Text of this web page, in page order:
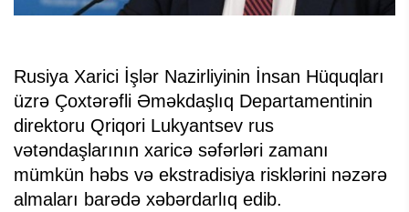
Rusiya Xarici İşlər Nazirliyinin İnsan Hüquqları
üzrə Çoxtərəfli Əməkdaşlıq Departamentinin
direktoru Qriqori Lukyantsev rus
vətəndaşlarının xaricə səfərləri zamanı
mümkün həbs və ekstradisiya risklərini nəzərə
almaları barədə xəbərdarlıq edib.